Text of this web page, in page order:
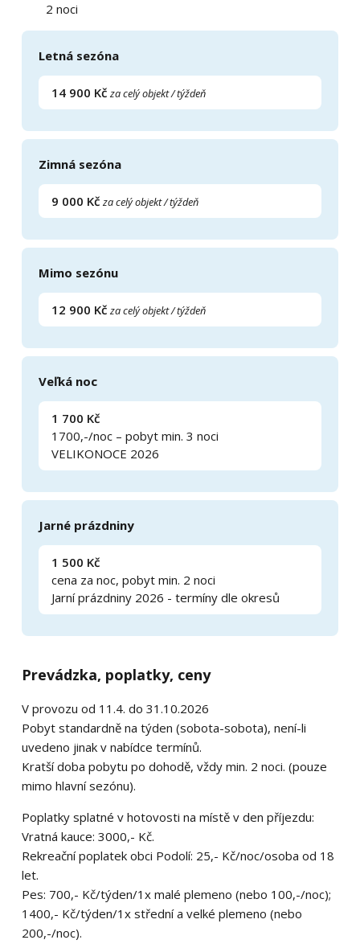
2 noci
Letná sezóna
14 900 Kč za celý objekt / týždeň
Zimná sezóna
9 000 Kč za celý objekt / týždeň
Mimo sezónu
12 900 Kč za celý objekt / týždeň
Veľká noc
1 700 Kč
1700,-/noc – pobyt min. 3 noci
VELIKONOCE 2026
Jarné prázdniny
1 500 Kč
cena za noc, pobyt min. 2 noci
Jarní prázdniny 2026 - termíny dle okresů
Prevádzka, poplatky, ceny
V provozu od 11.4. do 31.10.2026
Pobyt standardně na týden (sobota-sobota), není-li
uvedeno jinak v nabídce termínů.
Kratší doba pobytu po dohodě, vždy min. 2 noci. (pouze
mimo hlavní sezónu).
Poplatky splatné v hotovosti na místě v den příjezdu:
Vratná kauce: 3000,- Kč.
Rekreační poplatek obci Podolí: 25,- Kč/noc/osoba od 18
let.
Pes: 700,- Kč/týden/1x malé plemeno (nebo 100,-/noc);
1400,- Kč/týden/1x střední a velké plemeno (nebo
200,-/noc).